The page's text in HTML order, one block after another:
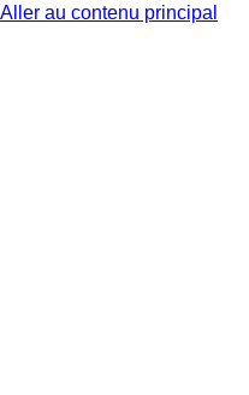
Aller au contenu principal